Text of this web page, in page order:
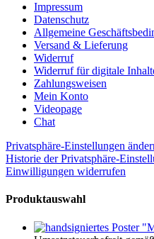
Impressum
Datenschutz
Allgemeine
Versand & Lieferung
Widerruf
Widerruf für digitale
Zahlungsweisen
Mein Konto
Videopage
Chat
Privatsphäre-Einstellungen
Historie der Privatsphäre-
Einwilligungen widerrufen
Produktauswahl